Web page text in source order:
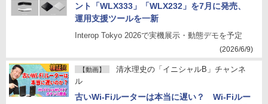
ント「WLX333」「WLX232」を7月に発売、
運用支援ツールを一新
Interop Tokyo 2026で実機展示・動態デモを予定
(2026/6/9)
【動画】
清水理史の「イニシャルB」チャンネ
ル
古いWi-Fiルーターは本当に遅い？ Wi-Fiルー